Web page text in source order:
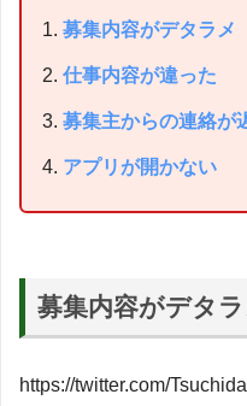
募集内容がデタラメ
仕事内容が違った
募集主からの連絡が
アプリが開かない
募集内容がデタラ
https://twitter.com/